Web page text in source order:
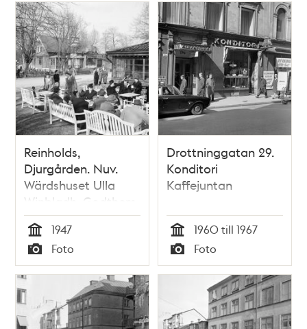
Reinholds,
Djurgården. Nuv.
Wärdshuset Ulla
Winbladh. Godthem
i bakgrunden
Tid
1947
Typ
Foto
Drottninggatan 29.
Konditori
Kaffejuntan
Tid
1960 till 1967
Typ
Foto